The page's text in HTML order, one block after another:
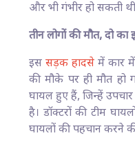
और भी गंभीर हो सकती
तीन लोगों की मौत, दो का
इस सड़क हादसे में कार
की मौके पर ही मौत हो
घायल हुए हैं, जिन्हें
है। डॉक्टरों की टीम
घायलों की पहचान करने की